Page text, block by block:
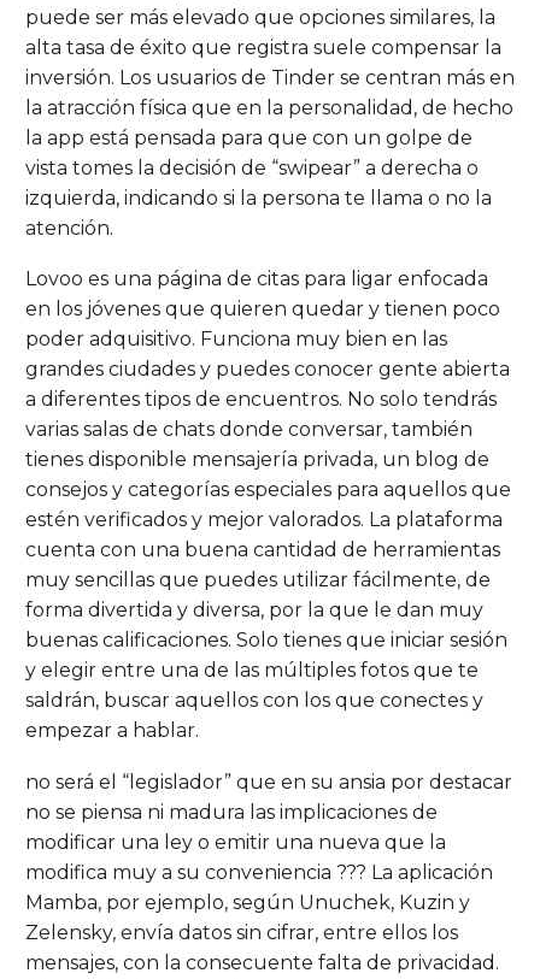
puede ser más elevado que opciones similares, la
alta tasa de éxito que registra suele compensar la
inversión. Los usuarios de Tinder se centran más en
la atracción física que en la personalidad, de hecho
la app está pensada para que con un golpe de
vista tomes la decisión de “swipear” a derecha o
izquierda, indicando si la persona te llama o no la
atención.
Lovoo es una página de citas para ligar enfocada
en los jóvenes que quieren quedar y tienen poco
poder adquisitivo. Funciona muy bien en las
grandes ciudades y puedes conocer gente abierta
a diferentes tipos de encuentros. No solo tendrás
varias salas de chats donde conversar, también
tienes disponible mensajería privada, un blog de
consejos y categorías especiales para aquellos que
estén verificados y mejor valorados. La plataforma
cuenta con una buena cantidad de herramientas
muy sencillas que puedes utilizar fácilmente, de
forma divertida y diversa, por la que le dan muy
buenas calificaciones. Solo tienes que iniciar sesión
y elegir entre una de las múltiples fotos que te
saldrán, buscar aquellos con los que conectes y
empezar a hablar.
no será el “legislador” que en su ansia por destacar
no se piensa ni madura las implicaciones de
modificar una ley o emitir una nueva que la
modifica muy a su conveniencia ??? La aplicación
Mamba, por ejemplo, según Unuchek, Kuzin y
Zelensky, envía datos sin cifrar, entre ellos los
mensajes, con la consecuente falta de privacidad.